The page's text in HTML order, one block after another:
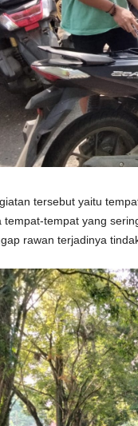
tersebut yaitu
tempat-tempat yang
rawan terjadinya